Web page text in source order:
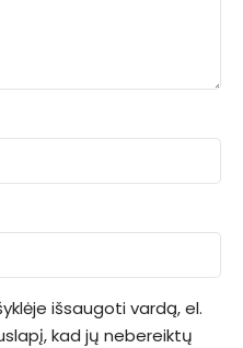
išsaugoti vardą, el.
kad jų nebereiktų